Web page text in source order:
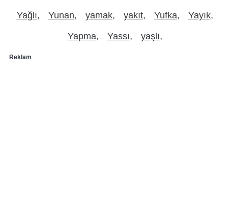
Yağlı Yunan yamak yakıt Yufka Yayık
Yapma Yassı yaşlı
Reklam